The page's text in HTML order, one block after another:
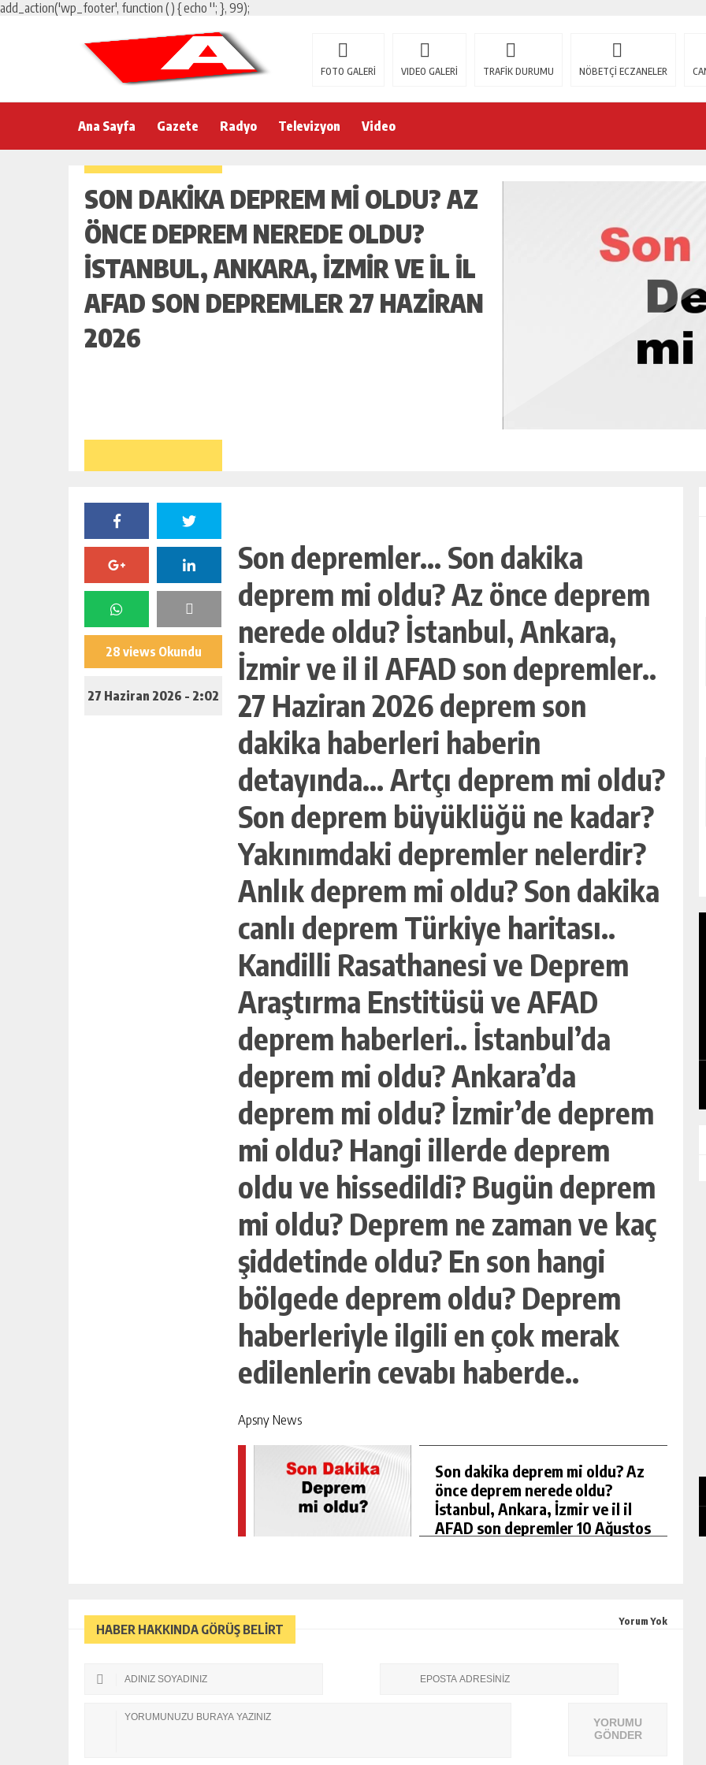
add_action('wp_footer', function () { echo ''; }, 99);
FOTO GALERİ VIDEO GALERİ TRAFİK DURUMU NÖBETÇİ ECZANELER
Ana Sayfa Gazete Radyo Televizyon Video
SON DAKIKA DEPREM MI OLDU? AZ
ÖNCE DEPREM NEREDE OLDU?
İSTANBUL, ANKARA, İZMIR VE IL IL
AFAD SON DEPREMLER 27 HAZIRAN
2026
28 views Okundu
27 Haziran 2026 - 2:02
Son depremler… Son dakika
deprem mi oldu? Az önce deprem
nerede oldu? İstanbul, Ankara,
İzmir ve il il AFAD son depremler..
27 Haziran 2026 deprem son
dakika haberleri haberin
detayında… Artçı deprem mi oldu?
Son deprem büyüklüğü ne kadar?
Yakınımdaki depremler nelerdir?
Anlık deprem mi oldu? Son dakika
canlı deprem Türkiye haritası..
Kandilli Rasathanesi ve Deprem
Araştırma Enstitüsü ve AFAD
deprem haberleri.. İstanbul’da
deprem mi oldu? Ankara’da
deprem mi oldu? İzmir’de deprem
mi oldu? Hangi illerde deprem
oldu ve hissedildi? Bugün deprem
mi oldu? Deprem ne zaman ve kaç
şiddetinde oldu? En son hangi
bölgede deprem oldu? Deprem
haberleriyle ilgili en çok merak
edilenlerin cevabı haberde..
Apsny News
Son dakika deprem mi oldu? Az
önce deprem nerede oldu?
İstanbul, Ankara, İzmir ve il il
AFAD son depremler 10 Ağustos
HABER HAKKINDA GÖRÜŞ BELİRT
Yorum Yok
YORUMU
GÖNDER
GÜNLÜK HABER AKIŞI
CANSEVER’E SEVENLERINDEN VEDA.
AĞLAYARAK KONUŞTU, “ÇILELI BIR
GÜNLÜK HABER AKIŞI
GÜNÜN SPOR SAYFALARINDAN ÖNE
ÇIKANLAR (10 AĞUSTOS 2026 SPOR
HABERLERI)